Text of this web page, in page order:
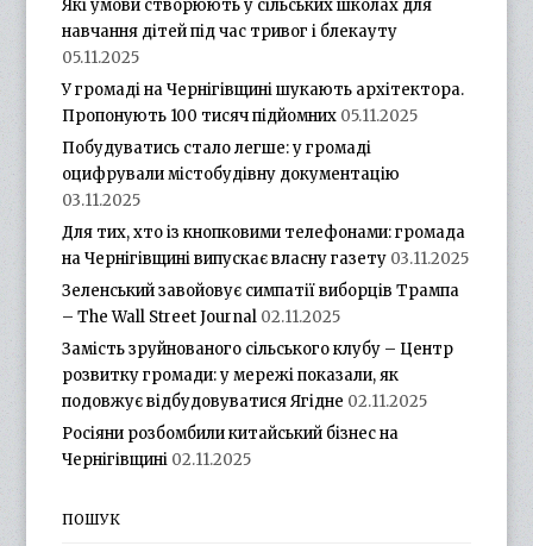
Які умови створюють у сільських школах для
навчання дітей під час тривог і блекауту
05.11.2025
У громаді на Чернігівщині шукають архітектора.
Пропонують 100 тисяч підйомних 05.11.2025
Побудуватись стало легше: у громаді
оцифрували містобудівну документацію
03.11.2025
Для тих, хто із кнопковими телефонами: громада
на Чернігівщині випускає власну газету 03.11.2025
Зеленський завойовує симпатії виборців Трампа
– The Wall Street Journal 02.11.2025
Замість зруйнованого сільського клубу – Центр
розвитку громади: у мережі показали, як
подовжує відбудовуватися Ягідне 02.11.2025
Росіяни розбомбили китайський бізнес на
Чернігівщині 02.11.2025
ПОШУК